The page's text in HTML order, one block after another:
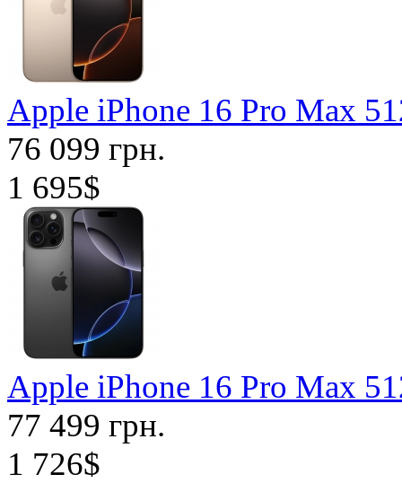
Apple iPhone 16 Pro Max
76 099 грн.
1 695$
Apple iPhone 16 Pro Max
77 499 грн.
1 726$